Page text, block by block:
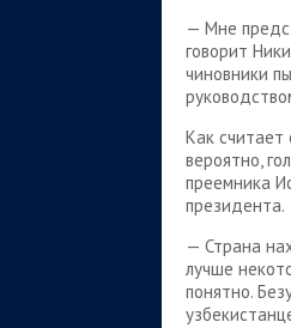
— Мне
говорит
чиновники
Как считает
вероятно,
преемника
президента.
— Страна
лучше
понятно.